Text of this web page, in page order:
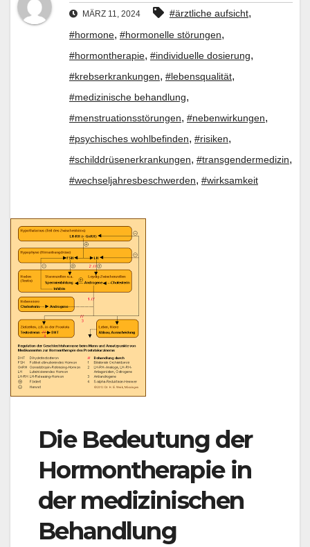
MÄRZ 11, 2024 #ärztliche aufsicht,
#hormone, #hormonelle störungen,
#hormontherapie, #individuelle dosierung,
#krebserkrankungen, #lebensqualität,
#medizinische behandlung,
#menstruationsstörungen, #nebenwirkungen,
#psychisches wohlbefinden, #risiken,
#schilddrüsenerkrankungen, #transgendermedizin,
#wechseljahresbeschwerden, #wirksamkeit
Die Bedeutung der
Hormontherapie in
der medizinischen
Behandlung